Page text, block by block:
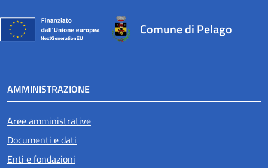
Comune di Pelago
AMMINISTRAZIONE
Aree amministrative
Documenti e dati
Enti e fondazioni